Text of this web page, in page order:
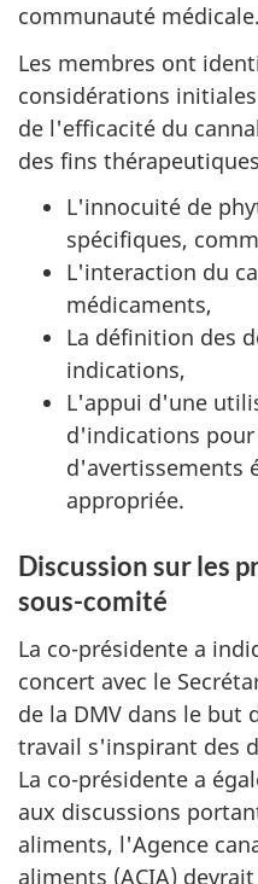
communauté médicale.
Les membres ont
considérations
de l'efficacité du
des fins
L'innocuité de
spécifiques,
L'interaction du
médicaments,
La définition des
indications,
L'appui d'une
d'indications
d'avertissements
appropriée.
Discussion sur les
sous-comité
La co-présidente a
concert avec le
de la DMV dans le but
travail s'inspirant des
La co-présidente a
aux discussions
aliments, l'Agence
aliments (ACIA)